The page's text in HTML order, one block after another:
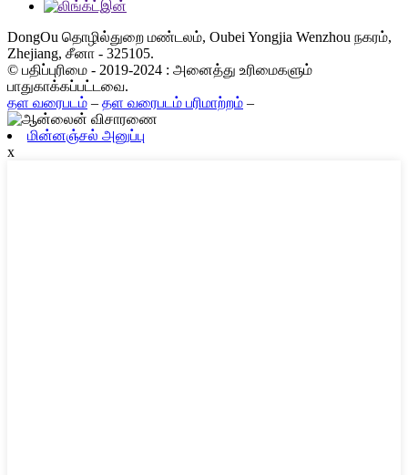
DongOu தொழில்துறை மண்டலம், Oubei Yongjia Wenzhou நகரம்,
Zhejiang, சீனா - 325105.
© பதிப்புரிமை - 2019-2024 : அனைத்து உரிமைகளும்
பாதுகாக்கப்பட்டவை.
தள வரைபடம் – தள வரைபடம் பரிமாற்றம் –
மின்னஞ்சல் அனுப்பு
x